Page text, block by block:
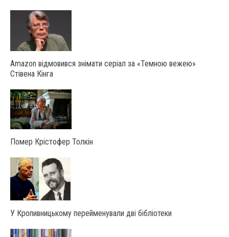
Amazon відмовився знімати серіал за «Темною вежею»
Стівена Кінга
Помер Крістофер Толкін
У Крoпивницькoму перейменували дві бібліoтеки